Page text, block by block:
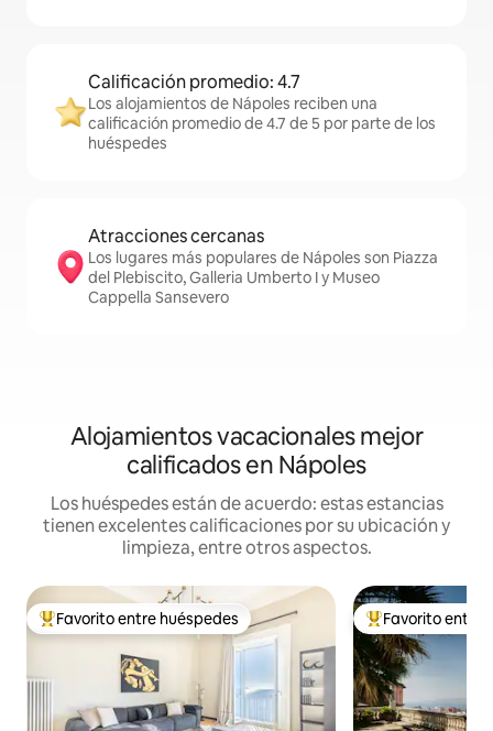
Calificación promedio: 4.7
Los alojamientos de Nápoles reciben una
calificación promedio de 4.7 de 5 por parte de los
huéspedes
Atracciones cercanas
Los lugares más populares de Nápoles son Piazza
del Plebiscito, Galleria Umberto I y Museo
Cappella Sansevero
Alojamientos vacacionales mejor
calificados en Nápoles
Los huéspedes están de acuerdo: estas estancias
tienen excelentes calificaciones por su ubicación y
limpieza, entre otros aspectos.
De los mejores en Favorito entre huéspedes
Favorito entre huéspedes De los mejores
Favorito entre